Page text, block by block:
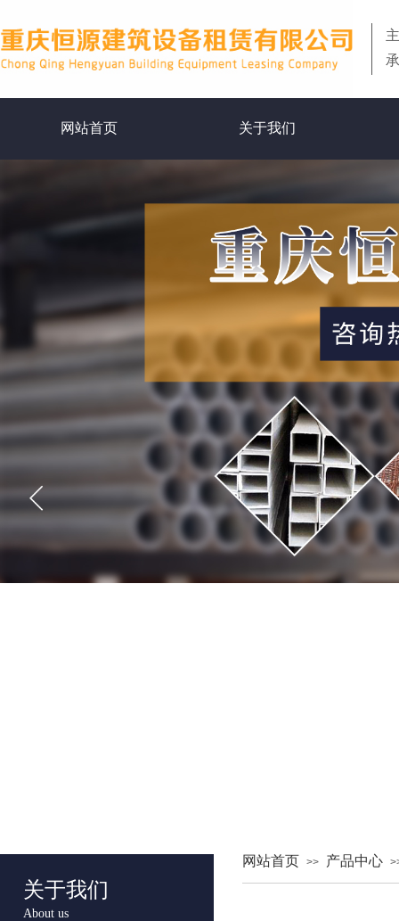
网站首页 关于我们
关于我们
About us
网站首页 >> 产品中心